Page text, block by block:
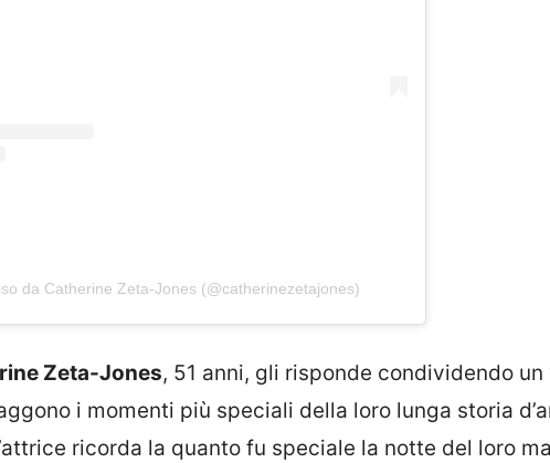
da Catherine Zeta-Jones (@catherinezetajones)
Zeta-Jones, 51 anni, gli risponde condividendo
i momenti più speciali della loro lunga storia
ricorda la quanto fu speciale la notte del loro